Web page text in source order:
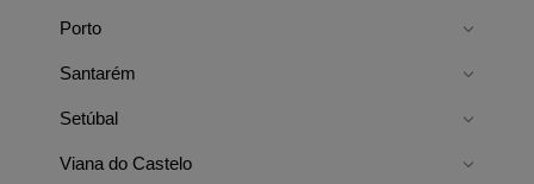
Porto
Santarém
Setúbal
Viana do Castelo